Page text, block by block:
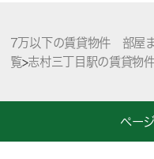
7万以下の賃貸物件 部屋
覧>志村三丁目駅の賃貸物
ペー